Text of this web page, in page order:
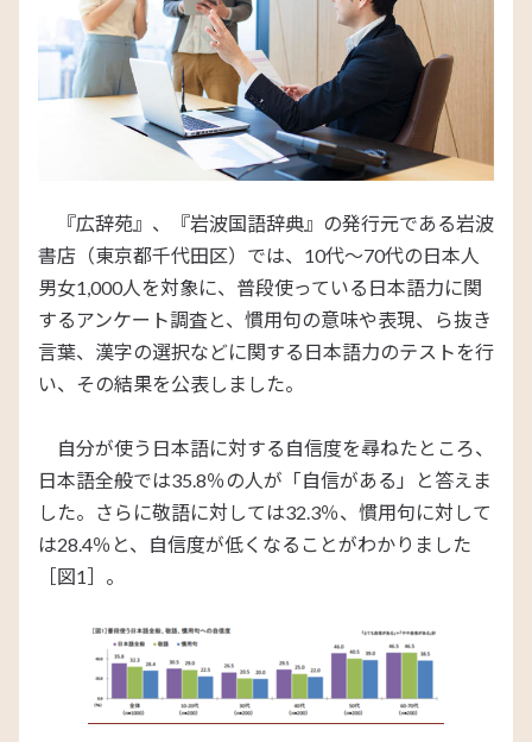
『広辞苑』、『岩波国語辞典』の発行元である岩波
書店（東京都千代田区）では、10代～70代の日本人
男女1,000人を対象に、普段使っている日本語力に関
するアンケート調査と、慣用句の意味や表現、ら抜き
言葉、漢字の選択などに関する日本語力のテストを行
い、その結果を公表しました。
自分が使う日本語に対する自信度を尋ねたところ、
日本語全般では35.8％の人が「自信がある」と答えま
した。さらに敬語に対しては32.3％、慣用句に対して
は28.4％と、自信度が低くなることがわかりました
［図1］。